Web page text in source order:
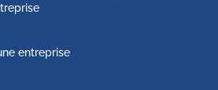
entreprise